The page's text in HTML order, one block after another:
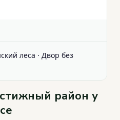
леса · Двор без
район у